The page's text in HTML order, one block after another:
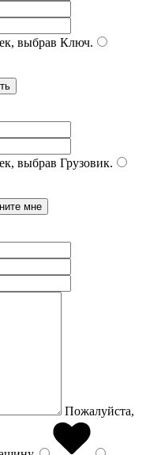
выбрав Ключ.
выбрав Грузовик.
Пожалуйста,